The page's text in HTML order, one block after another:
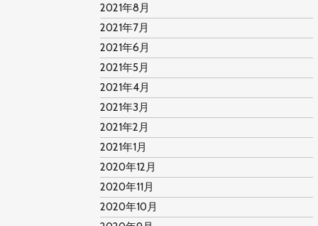
2021年8月
2021年7月
2021年6月
2021年5月
2021年4月
2021年3月
2021年2月
2021年1月
2020年12月
2020年11月
2020年10月